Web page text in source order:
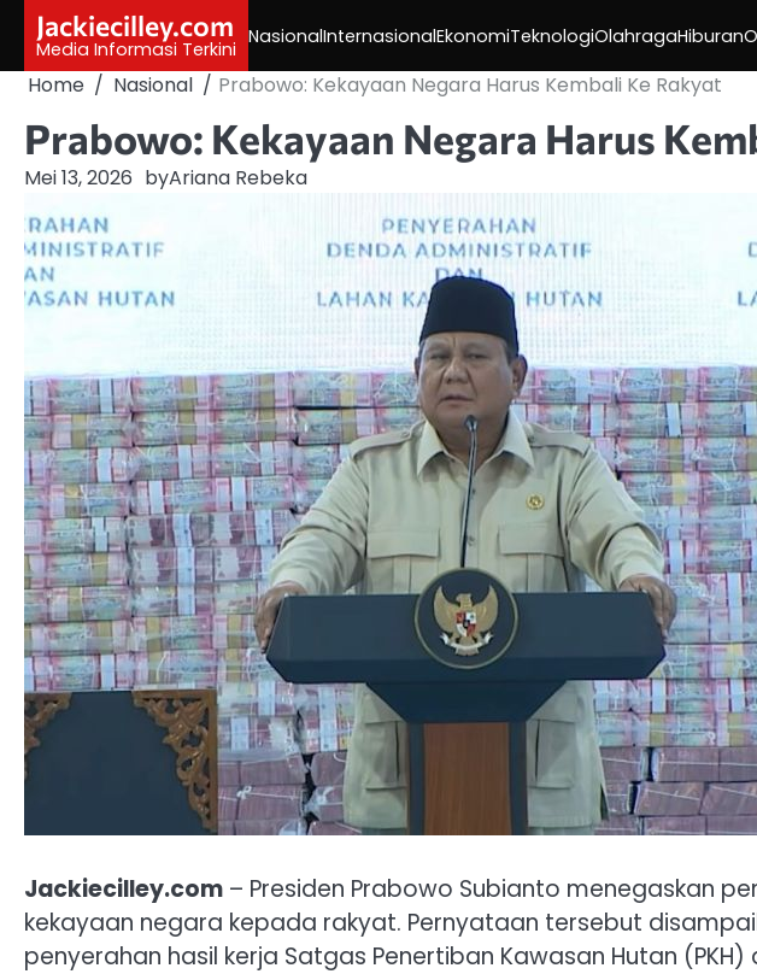
content
Jackiecilley.com
Media Informasi Terkini
NasionalInternasionalEkonomiTeknologiOlahragaHiburan
Home Nasional Prabowo: Kekayaan Negara Harus Kembali Ke Rakyat
Prabowo: Kekayaan Negara Harus
Mei 13, 2026 byAriana Rebeka
Jackiecilley.com – Presiden Prabowo Subianto menegaskan
kekayaan negara kepada rakyat. Pernyataan tersebut
penyerahan hasil kerja Satgas Penertiban Kawasan Hutan